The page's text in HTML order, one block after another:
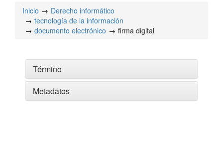
Inicio
Derecho informático
tecnología de la información
documento electrónico
firma digital
Término
Metadatos